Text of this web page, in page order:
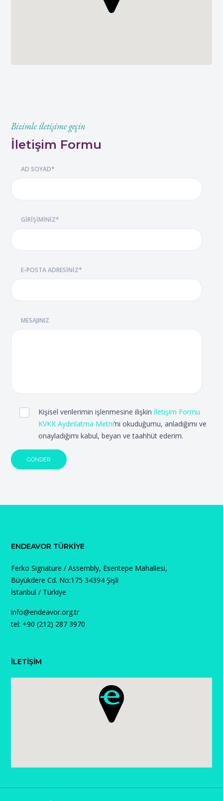
Bizimle iletişime geçin
İletişim Formu
AD SOYAD*
GİRİŞİMİNİZ*
E-POSTA ADRESİNİZ*
MESAJINIZ
Kişisel verilerimin işlenmesine ilişkin İletişim Formu
KVKK Aydınlatma Metni’ni okuduğumu, anladığımı ve
onayladığımı kabul, beyan ve taahhüt ederim.
ENDEAVOR TÜRKIYE
Ferko Signature / Assembly, Esentepe Mahallesi,
Büyükdere Cd. No:175 34394 Şişli
İstanbul / Türkiye
info@endeavor.org.tr
tel: +90 (212) 287 3970
İLETİŞİM